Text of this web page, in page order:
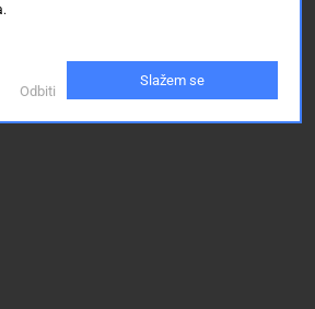
Odbiti
Slažem se